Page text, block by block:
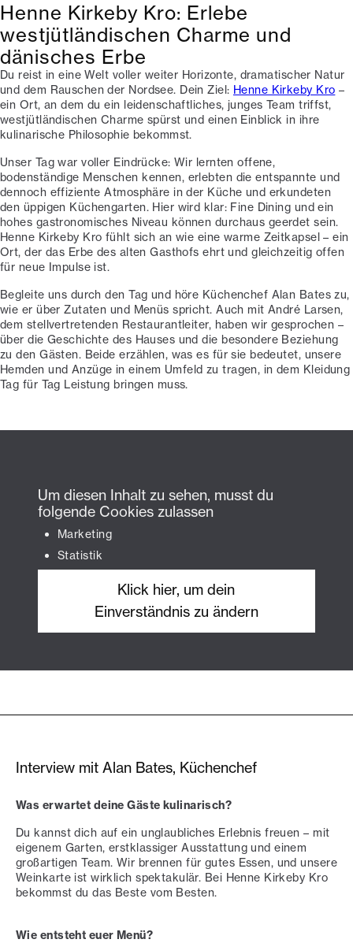
Henne Kirkeby Kro: Erlebe
westjütländischen Charme und
dänisches Erbe
Du reist in eine Welt voller weiter Horizonte, dramatischer Natur
und dem Rauschen der Nordsee. Dein Ziel: Henne Kirkeby Kro –
ein Ort, an dem du ein leidenschaftliches, junges Team triffst,
westjütländischen Charme spürst und einen Einblick in ihre
kulinarische Philosophie bekommst.
Unser Tag war voller Eindrücke: Wir lernten offene,
bodenständige Menschen kennen, erlebten die entspannte und
dennoch effiziente Atmosphäre in der Küche und erkundeten
den üppigen Küchengarten. Hier wird klar: Fine Dining und ein
hohes gastronomisches Niveau können durchaus geerdet sein.
Henne Kirkeby Kro fühlt sich an wie eine warme Zeitkapsel – ein
Ort, der das Erbe des alten Gasthofs ehrt und gleichzeitig offen
für neue Impulse ist.
Begleite uns durch den Tag und höre Küchenchef Alan Bates zu,
wie er über Zutaten und Menüs spricht. Auch mit André Larsen,
dem stellvertretenden Restaurantleiter, haben wir gesprochen –
über die Geschichte des Hauses und die besondere Beziehung
zu den Gästen. Beide erzählen, was es für sie bedeutet, unsere
Hemden und Anzüge in einem Umfeld zu tragen, in dem Kleidung
Tag für Tag Leistung bringen muss.
Um diesen Inhalt zu sehen, musst du
folgende Cookies zulassen
Marketing
Statistik
Klick hier, um dein
Einverständnis zu ändern
Interview mit Alan Bates, Küchenchef
Was erwartet deine Gäste kulinarisch?
Du kannst dich auf ein unglaubliches Erlebnis freuen – mit
eigenem Garten, erstklassiger Ausstattung und einem
großartigen Team. Wir brennen für gutes Essen, und unsere
Weinkarte ist wirklich spektakulär. Bei Henne Kirkeby Kro
bekommst du das Beste vom Besten.
Wie entsteht euer Menü?